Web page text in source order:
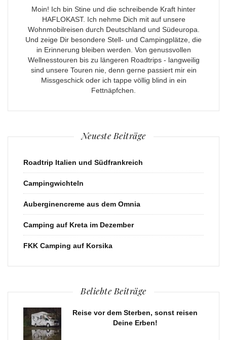
Moin! Ich bin Stine und die schreibende Kraft hinter
HAFLOKAST. Ich nehme Dich mit auf unsere
Wohnmobilreisen durch Deutschland und Südeuropa.
Und zeige Dir besondere Stell- und Campingplätze, die
in Erinnerung bleiben werden. Von genussvollen
Wellnesstouren bis zu längeren Roadtrips - langweilig
sind unsere Touren nie, denn gerne passiert mir ein
Missgeschick oder ich tappe völlig blind in ein
Fettnäpfchen.
Neueste Beiträge
Roadtrip Italien und Südfrankreich
Campingwichteln
Auberginencreme aus dem Omnia
Camping auf Kreta im Dezember
FKK Camping auf Korsika
Beliebte Beiträge
Reise vor dem Sterben, sonst reisen
Deine Erben!